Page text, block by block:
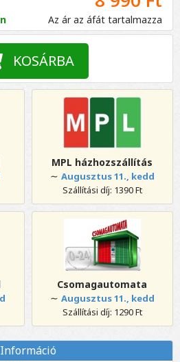
Az ár az áfát tartalmazza
KOSÁRBA
MPL házhozszállítás
∼ Augusztus 11., kedd
Szállítási díj: 1390 Ft
Csomagautomata
∼ Augusztus 11., kedd
Szállítási díj: 1290 Ft
Információ